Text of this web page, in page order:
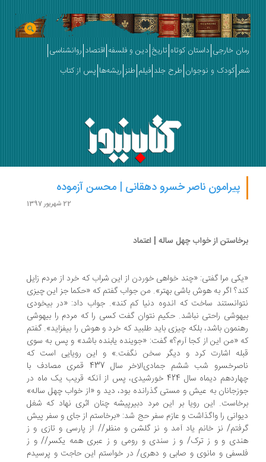
خارجی داستان کوتاه تاریخ دین و فلسفه اقتصاد روانشناسی
کودک و نوجوان طرح جلد فیلم طنز ریشه‌ها پس از کتاب
پیرامون ناصر خسرو دهقانی | محسن آزموده
از خواب چهل ساله | اعتماد
مرا گفتی: «چند خواهی خوردن از این شراب که خرد از مردم زایل
اگر به هوش باشی بهتر». من جواب گفتم که «حکما جز این چیزی
ساخت که اندوه دنیا کم کند». جواب داد: «در بیخودی
راحتی نباشد. حکیم نتوان گفت کسی را که مردم را بیهوشی
باشد، بلکه چیزی باید طلبید که خرد و هوش را بیفزاید». گفتم
«من این از کجا آرم؟» گفت: «جوینده یابنده باشد» و پس به سوی
اشارت کرد و دیگر سخن نگفت.» و این رویایی است که
ناصرخسرو شب ششم جمادی‌الاخر سال 437 قمری مصادف با
چهاردهم دیماه سال 424 خورشیدی، پس از آنکه قریب یک ماه در
به عیش و مستی گذرانده بود، دید و «از خواب چهل ساله»
این رویا بر این مرد دبیرپیشه چنان اثری نهاد که شغل
را واگذاشت و عازم سفر حج شد: «برخاستم از جای و سفر پیش
نز خانم یاد آمد و نز گلشن و منظر// از پارسی و تازی و ز
و و ز ترک/ و ز سندی و رومی و ز عبری همه یکسر// و ز
و مانوی و صابی و دهری/ در خواستم این حاجت و پرسیدم